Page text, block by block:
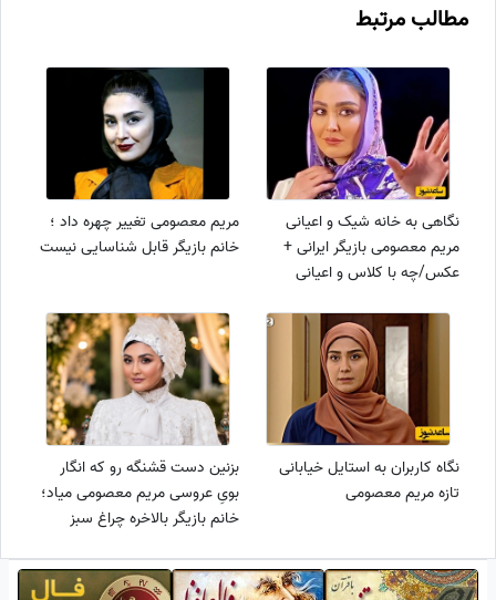
مطالب مرتبط
نگاهی به خانه شیک و اعیانی
مریم معصومی بازیگر ایرانی +
عکس/چه با کلاس و اعیانی
مریم معصومی تغییر چهره داد ؛
خانم بازیگر قابل شناسایی نیست
نگاه کاربران به استایل خیابانی
تازه مریم معصومی
بزنین دست قشنگه رو که انگار
بویِ عروسی مریم معصومی میاد؛
خانم بازیگر بالاخره چراغ سبز